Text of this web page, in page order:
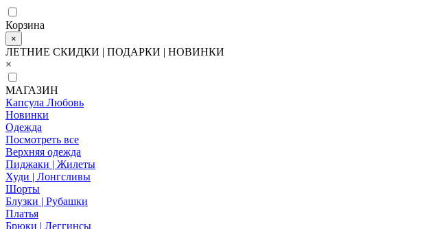
Корзина
×
ЛЕТНИЕ СКИДКИ | ПОДАРКИ | НОВИНКИ
×
МАГАЗИН
Капсула Любовь
Новинки
Одежда
Посмотреть все
Верхняя одежда
Пиджаки | Жилеты
Худи | Лонгсливы
Шорты
Блузки | Рубашки
Платья
Брюки | Леггинсы